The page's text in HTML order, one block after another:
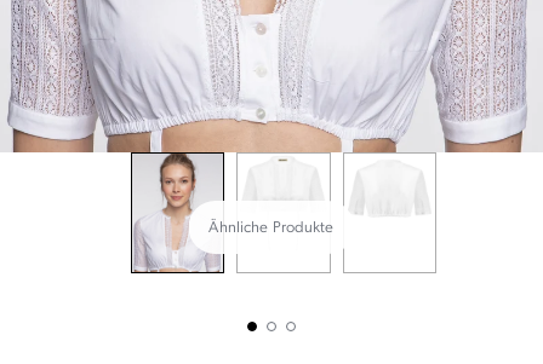
Ähnliche Produkte